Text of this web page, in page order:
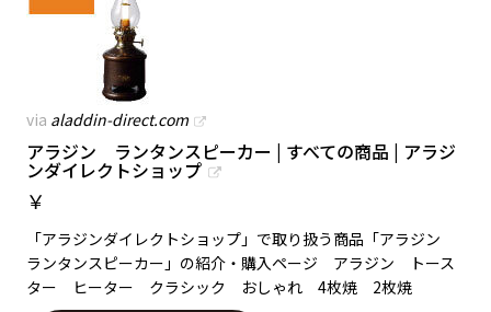
via aladdin-direct.com
アラジン ランタンスピーカー | すべての商品 | アラジ
ンダイレクトショップ
￥
「アラジンダイレクトショップ」で取り扱う商品「アラジン
ランタンスピーカー」の紹介・購入ページ アラジン トース
ター ヒーター クラシック おしゃれ 4枚焼 2枚焼